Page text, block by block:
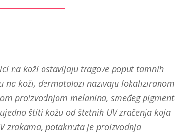
na koži ostavljaju tragove poput tamnih
koži, dermatolozi nazivaju lokaliziranom
proizvodnjom melanina, smeđeg
štiti kožu od štetnih UV zračenja koja
zrakama, potaknuta je proizvodnja